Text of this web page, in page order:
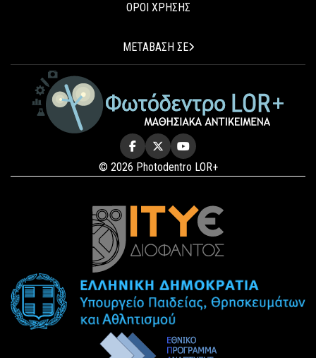
ΟΡΟΙ ΧΡΗΣΗΣ
ΜΕΤΑΒΑΣΗ ΣΕ
© 2026 Photodentro LOR+